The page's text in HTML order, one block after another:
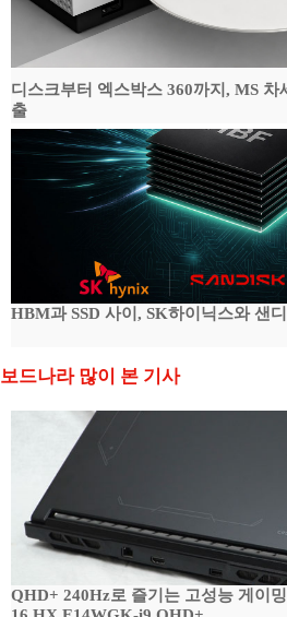
디스크부터 엑스박스 360까지, MS
출
HBM과 SSD 사이, SK하이닉스와 샌
보드나라 많이 본 기사
QHD+ 240Hz로 즐기는 고성능 게이